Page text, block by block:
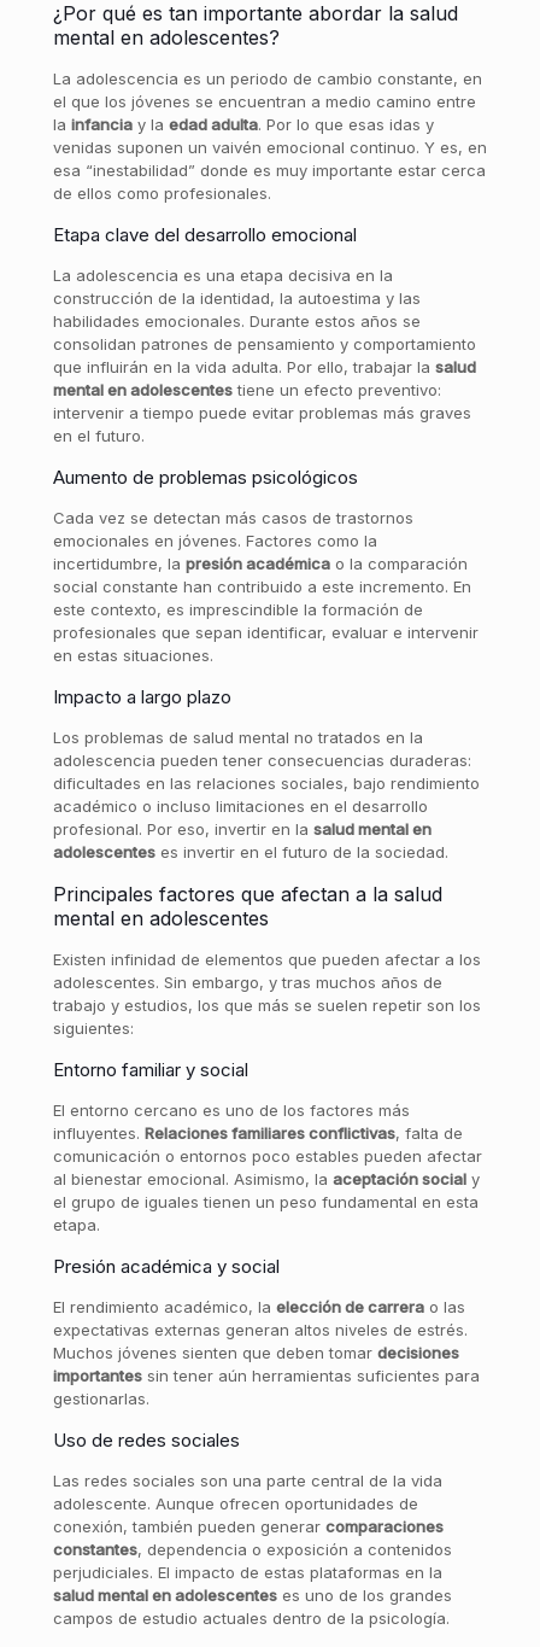
¿Por qué es tan importante abordar la salud
mental en adolescentes?
La adolescencia es un periodo de cambio constante, en
el que los jóvenes se encuentran a medio camino entre
la infanciay la edad adulta. Por lo que esas idas y
venidas suponen un vaivén emocional continuo. Y es, en
esa “inestabilidad” donde es muy importante estar cerca
de ellos como profesionales.
Etapa clave del desarrollo emocional
La adolescencia es una etapa decisiva en la
construcción de la identidad, la autoestima y las
habilidades emocionales. Durante estos años se
consolidan patrones de pensamiento y comportamiento
que influirán en la vida adulta. Por ello, trabajar la salud
mental en adolescentestiene un efecto preventivo:
intervenir a tiempo puede evitar problemas más graves
en el futuro.
Aumento de problemas psicológicos
Cada vez se detectan más casos de trastornos
emocionales en jóvenes. Factores como la
incertidumbre, la presión académicao la comparación
social constante han contribuido a este incremento. En
este contexto, es imprescindible la formación de
profesionales que sepan identificar, evaluar e intervenir
en estas situaciones.
Impacto a largo plazo
Los problemas de salud mental no tratados en la
adolescencia pueden tener consecuencias duraderas:
dificultades en las relaciones sociales, bajo rendimiento
académico o incluso limitaciones en el desarrollo
profesional. Por eso, invertir en la salud mental en
adolescenteses invertir en el futuro de la sociedad.
Principales factores que afectan a la salud
mental en adolescentes
Existen infinidad de elementos que pueden afectar a los
adolescentes. Sin embargo, y tras muchos años de
trabajo y estudios, los que más se suelen repetir son los
siguientes:
Entorno familiar y social
El entorno cercano es uno de los factores más
influyentes. Relaciones familiares conflictivas, falta de
comunicación o entornos poco estables pueden afectar
al bienestar emocional. Asimismo, la aceptación socialy
el grupo de iguales tienen un peso fundamental en esta
etapa.
Presión académica y social
El rendimiento académico, la elección de carrerao las
expectativas externas generan altos niveles de estrés.
Muchos jóvenes sienten que deben tomar decisiones
importantessin tener aún herramientas suficientes para
gestionarlas.
Uso de redes sociales
Las redes sociales son una parte central de la vida
adolescente. Aunque ofrecen oportunidades de
conexión, también pueden generar comparaciones
constantes, dependencia o exposición a contenidos
perjudiciales. El impacto de estas plataformas en la
salud mental en adolescenteses uno de los grandes
campos de estudio actuales dentro de la psicología.